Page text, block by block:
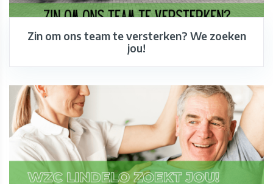
Zin om ons team te versterken? We zoeken
jou!